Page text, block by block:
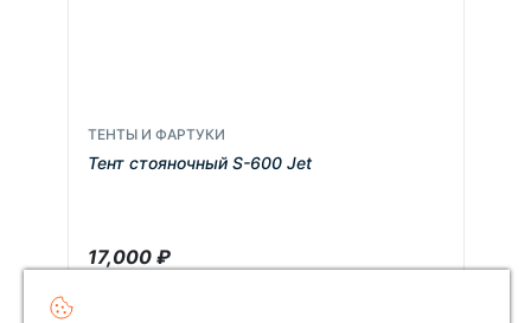
ТЕНТЫ И ФАРТУКИ
Тент стояночный S-600 Jet
17,000₽